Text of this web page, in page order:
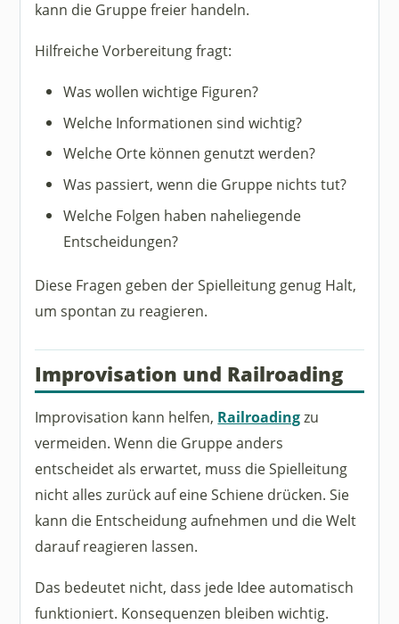
kann die Gruppe freier handeln.
Hilfreiche Vorbereitung fragt:
Was wollen wichtige Figuren?
Welche Informationen sind wichtig?
Welche Orte können genutzt werden?
Was passiert, wenn die Gruppe nichts tut?
Welche Folgen haben naheliegende
Entscheidungen?
Diese Fragen geben der Spielleitung genug Halt,
um spontan zu reagieren.
Improvisation und Railroading
Improvisation kann helfen, Railroading zu
vermeiden. Wenn die Gruppe anders
entscheidet als erwartet, muss die Spielleitung
nicht alles zurück auf eine Schiene drücken. Sie
kann die Entscheidung aufnehmen und die Welt
darauf reagieren lassen.
Das bedeutet nicht, dass jede Idee automatisch
funktioniert. Konsequenzen bleiben wichtig.